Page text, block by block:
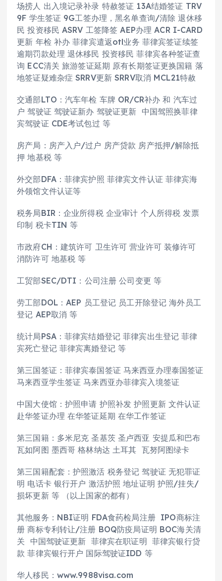
场捞人 出入境记录补录 特赦签证 13A结婚签证 TRV
9F 学生签证 9G工签办理，黑名单查询/清除 退休移
民 投资移民 ASRV 工签降签 AEP办理 ACR I-CARD
更新 年检 补办 菲律宾遣返otl业务 菲律宾签证续签
逾期罚款处理 退休移民 投资移民 菲律宾各种签证查
询 ECC清关 旅游签证延期 原有长期签证更换国籍 落
地签证疑难杂症 SRRV更新 SRRV取消 MCL21特赦
交通部LTO：汽车年检 车牌 OR/CR补办 和 汽车过
户 驾驶证 驾驶证新办 驾驶证更新 中国驾照换菲律
宾驾驶证 CDE考试包过 等
房产局：房产入户/过户 房产贷款 房产抵押/解除抵
押 地基税 等
外交部DFA：菲律宾护照 菲律宾文件认证 菲律宾海
外领馆文件认证等
税务局BIR：企业所得税 企业审计 个人所得税 发票
印制 税卡TIN 等
市政府CH：建筑许可 卫生许可 营业许可 装修许可
消防许可 地基税 等
工贸部SEC/DTI：公司注册 公司变更 等
劳工部DOL：AEP 员工登记 员工开除登记 海外员工
登记 AEP取消 等
统计局PSA：菲律宾结婚登记 菲律宾出生登记 菲律
宾死亡登记 菲律宾离婚登记 等
第三国签证：菲律宾泰国签证 马来西亚办理泰国签证
马来西亚学生签证 马来西亚办菲律宾入境签证
中国大使馆：护照申请 护照补发 护照更新 文件认证
赴华签证办理 在华签证延期 在华工作签证
第三国籍：多米尼克 圣基茨 圣卢西亚 安提瓜和巴布
瓦如阿图 墨西哥 格林纳达 土耳其 瓦努阿图绿卡
第三国籍配套：护照激活 税务登记 驾驶证 无犯罪证
明 电话卡 银行开户 激活护照 地址证明 护照/挂失/
损坏更新 等 （以上国家的都有）
其他服务：NBI证明 FDA食药检局注册 IPO商标注
册 商标专利转让/注册 BOQ防疫局证明 BOC海关清
关 中国驾驶证更新 菲律宾在职证明 菲律宾银行贷
款 菲律宾银行开户 国际驾驶证IDD 等
华人移民：www.9988visa.com